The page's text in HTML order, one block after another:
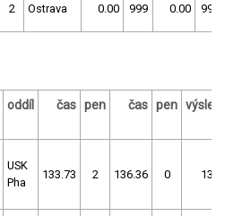
2 Ostrava 0.00 999 0.00 999
oddíl čas pen čas pen
USK
Pha
133.73 2 136.36 0